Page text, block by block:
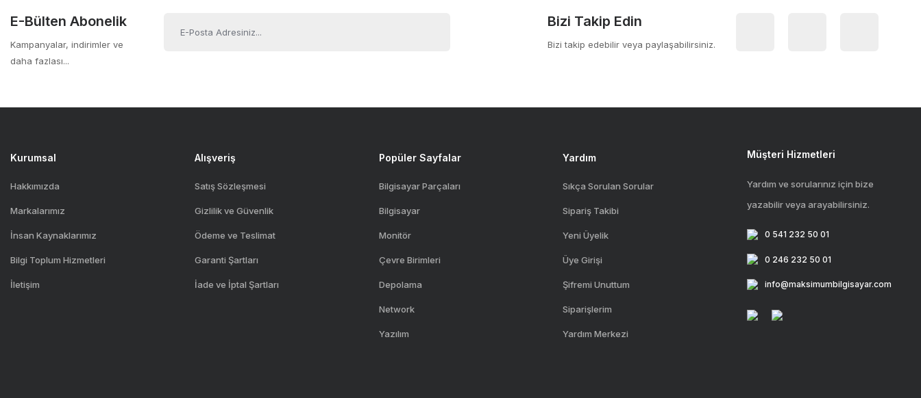
Bu ürüne benzer farklı alternatifler olmalı.
E-Bülten Abonelik
Kampanyalar, indirimler ve
daha fazlası...
Bizi Takip Edin
Bizi takip edebilir veya paylaşabilirsiniz.
Kurumsal
Hakkımızda
Markalarımız
İnsan Kaynaklarımız
Bilgi Toplum Hizmetleri
İletişim
Alışveriş
Satış Sözleşmesi
Gizlilik ve Güvenlik
Ödeme ve Teslimat
Garanti Şartları
İade ve İptal Şartları
Popüler Sayfalar
Bilgisayar Parçaları
Bilgisayar
Monitör
Çevre Birimleri
Depolama
Network
Yazılım
Yardım
Sıkça Sorulan Sorular
Sipariş Takibi
Yeni Üyelik
Üye Girişi
Şifremi Unuttum
Siparişlerim
Yardım Merkezi
Müşteri Hizmetleri
Yardım ve sorularınız için bize
yazabilir veya arayabilirsiniz.
0 541 232 50 01
0 246 232 50 01
info@maksimumbilgisayar.com